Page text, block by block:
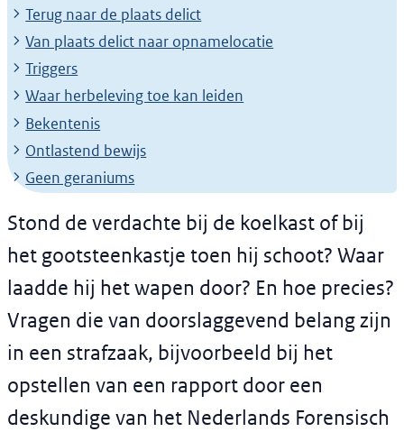
nooit denken dat je wel
weet hoe het zit’
Terug naar de plaats delict
Van plaats delict naar opnamelocatie
Triggers
Waar herbeleving toe kan leiden
Bekentenis
Ontlastend bewijs
Geen geraniums
Stond de verdachte bij de koelkast of bij
het gootsteenkastje toen hij schoot? Waar
laadde hij het wapen door? En hoe precies?
Vragen die van doorslaggevend belang zijn
in een strafzaak, bijvoorbeeld bij het
opstellen van een rapport door een
deskundige van het Nederlands Forensisch